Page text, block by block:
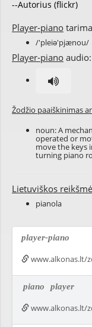
--Autorius (flickr)
Player-piano
/'pleiə'pjænou/
Player-piano audio:
Žodžio paaiškinimas
noun: A
operated or
move the keys
turning piano
Lietuviškos
pianola
player-piano
www.alkonas.lt/
piano player
www.alkonas.lt/